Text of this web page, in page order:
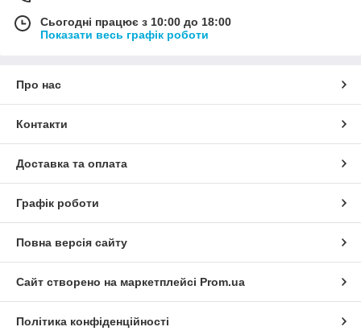
Сьогодні працює з 10:00 до 18:00
Показати весь графік роботи
Про нас
Контакти
Доставка та оплата
Графік роботи
Повна версія сайту
Сайт створено на маркетплейсі Prom.ua
Політика конфіденційності